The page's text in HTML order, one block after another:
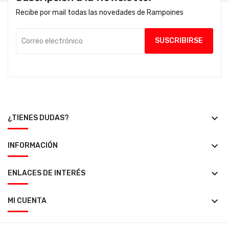
Recibe por mail todas las novedades de Rampoines
¿TIENES DUDAS? keyboard_arrow_down
INFORMACIÓN keyboard_arrow_down
ENLACES DE INTERÉS keyboard_arrow_down
MI CUENTA keyboard_arrow_down